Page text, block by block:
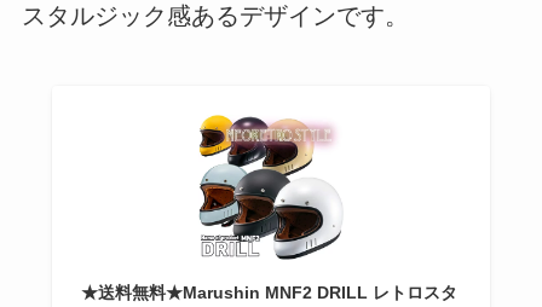
スタルジック感あるデザインです。
★送料無料★Marushin MNF2 DRILL レトロスタ